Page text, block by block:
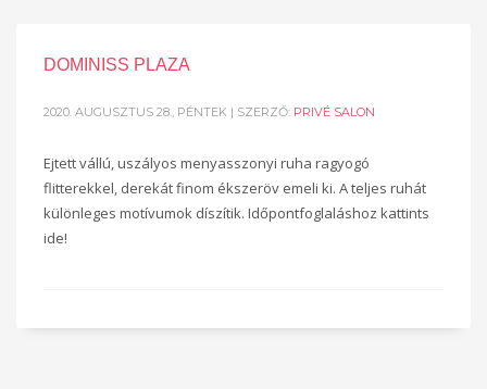
DOMINISS PLAZA
2020. AUGUSZTUS 28., PÉNTEK | SZERZŐ: PRIVÉ SALON
Ejtett vállú, uszályos menyasszonyi ruha ragyogó
flitterekkel, derekát finom ékszeröv emeli ki. A teljes ruhát
különleges motívumok díszítik. Időpontfoglaláshoz kattints
ide!